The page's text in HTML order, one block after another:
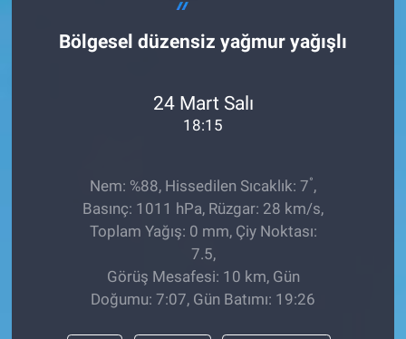
Bölgesel düzensiz yağmur yağışlı
24 Mart Salı
18:15
Nem: %88, Hissedilen Sıcaklık: 7°,
Basınç: 1011 hPa, Rüzgar: 28 km/s,
Toplam Yağış: 0 mm, Çiy Noktası:
7.5,
Görüş Mesafesi: 10 km, Gün
Doğumu: 7:07, Gün Batımı: 19:26